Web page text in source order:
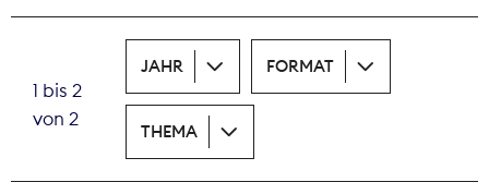
1 bis 2
von 2
JAHR FORMAT
THEMA